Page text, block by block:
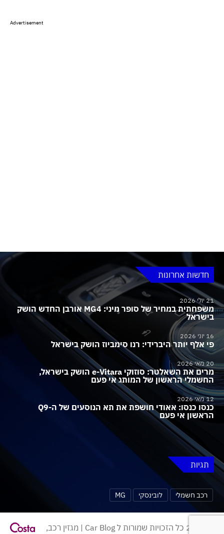
Advertisement
חדשות אחרונות
21 יולי 2026
משפחתית במחיר של סופר מיני: MG4 אורבן החדש הושק
בישראל
16 יוני 2026
פי אלף יותר היברידי: רנו סימביוז הושק בישראל
20 מאי 2026
מרים את השאלטר: סוזוקי e-Vitara הושק בישראל,
החשמלי הראשון של המותג אי פעם
12 מאי 2026
כנסו כנסו: אאודי חושפת את תא הנוסעים של ה-Q9
הראשון אי פעם
תגיות
רכב חשמלי לובינסקי MG
© 2026 כל הזכויות שמורות ל Car Blog | מגזין רכב,